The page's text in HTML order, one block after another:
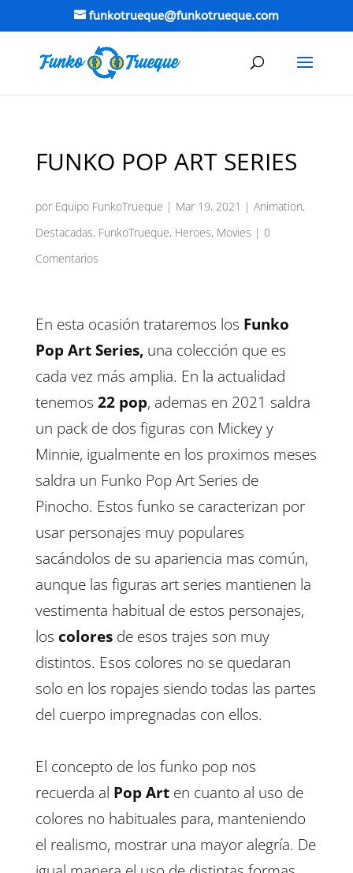
funkotrueque@funkotrueque.com
FUNKO POP ART SERIES
por Equipo FunkoTrueque | Mar 19, 2021 | Animation,
Destacadas, FunkoTrueque, Heroes, Movies | 0
Comentarios
En esta ocasión trataremos los Funko
Pop Art Series,una colección que es
cada vez más amplia. En la actualidad
tenemos 22 pop, ademas en 2021 saldra
un pack de dos figuras con Mickey y
Minnie, igualmente en los proximos meses
saldra un Funko Pop Art Series de
Pinocho. Estos funko se caracterizan por
usar personajes muy populares
sacándolos de su apariencia mas común,
aunque las figuras art series mantienen la
vestimenta habitual de estos personajes,
los coloresde esos trajes son muy
distintos. Esos colores no se quedaran
solo en los ropajes siendo todas las partes
del cuerpo impregnadas con ellos.
El concepto de los funko pop nos
recuerda al Pop Arten cuanto al uso de
colores no habituales para, manteniendo
el realismo, mostrar una mayor alegría. De